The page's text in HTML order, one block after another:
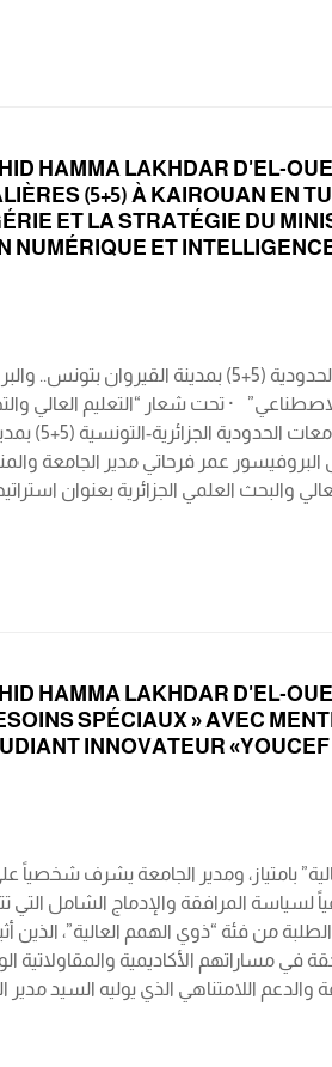
HAMMA LAKHDAR D'EL-
(5+5) À KAIROUAN EN
ET LA STRATÉGIE DU
NUMÉRIQUE ET
جامعة الشهيد حمه لخضر الوادي تشارك في الملتقى الحضوري الثامن
الاصطناعي” · تحت شعار “التعليم العالي
الاصطناعي”..
البروفيسور عمر فرحاتي مدير الجامعة
HAMMA LAKHDAR D'EL-
SPÉCIAUX » AVEC
INNOVATEUR
بامتياز، ومدير الجامعة يشرف شخصياً
لسياسة المرافقة والإدماج الشامل
أبطالها نخبة من الطلبة من فئة “ذوي الهمم
في مساراتهم الأكاديمية والمقاولاتية